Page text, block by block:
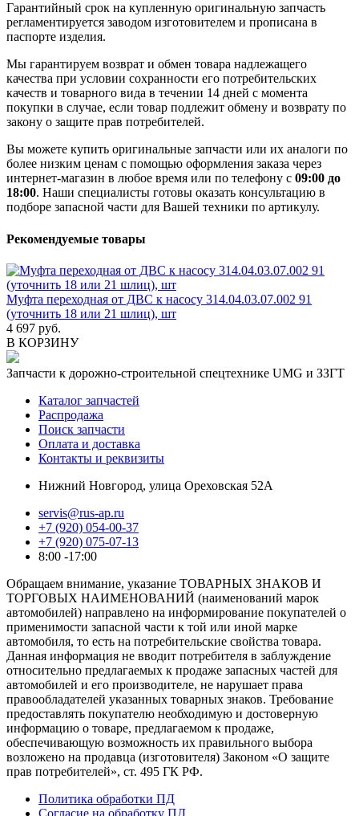
Гарантийный срок на купленную оригинальную запчасть
регламентируется заводом изготовителем и прописана в
паспорте изделия.
Мы гарантируем возврат и обмен товара надлежащего
качества при условии сохранности его потребительских
качеств и товарного вида в течении 14 дней с момента
покупки в случае, если товар подлежит обмену и возврату по
закону о защите прав потребителей.
Вы можете купить оригинальные запчасти или их аналоги по
более низким ценам с помощью оформления заказа через
интернет-магазин в любое время или по телефону с 09:00 до
18:00. Наши специалисты готовы оказать консультацию в
подборе запасной части для Вашей техники по артикулу.
Рекомендуемые товары
Муфта переходная от ДВС к насосу 314.04.03.07.002 91
(уточнить 18 или 21 шлиц), шт
4 697 руб.
В КОРЗИНУ
Запчасти к дорожно-строительной спецтехнике UMG и ЗЗГТ
Каталог запчастей
Распродажа
Поиск запчасти
Оплата и доставка
Контакты и реквизиты
Нижний Новгород, улица Ореховская 52А
servis@rus-ap.ru
+7 (920) 054-00-37
+7 (920) 075-07-13
8:00 -17:00
Обращаем внимание, указание ТОВАРНЫХ ЗНАКОВ И
ТОРГОВЫХ НАИМЕНОВАНИЙ (наименований марок
автомобилей) направлено на информирование покупателей о
применимости запасной части к той или иной марке
автомобиля, то есть на потребительские свойства товара.
Данная информация не вводит потребителя в заблуждение
относительно предлагаемых к продаже запасных частей для
автомобилей и его производителе, не нарушает права
правообладателей указанных товарных знаков. Требование
предоставлять покупателю необходимую и достоверную
информацию о товаре, предлагаемом к продаже,
обеспечивающую возможность их правильного выбора
возложено на продавца (изготовителя) Законом «О защите
прав потребителей», ст. 495 ГК РФ.
Политика обработки ПД
Согласие на обработку ПД